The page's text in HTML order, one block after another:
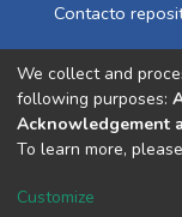
Contacto
Cookie
We collect and
following purposes:
Acknowledgement
To learn more,
Customize